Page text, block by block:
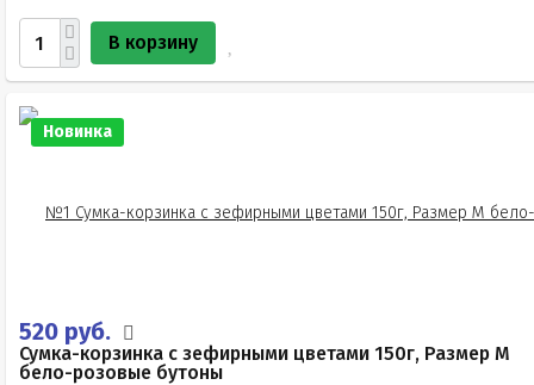
В корзину
Новинка
520 руб.
Сумка-корзинка с зефирными цветами 150г, Размер М
бело-розовые бутоны